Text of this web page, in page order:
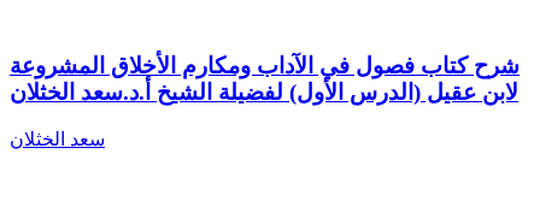
شرح كتاب فصول في الآداب ومكارم الأخلاق المشروعة
لابن عقيل (الدرس الأول) لفضيلة الشيخ أ.د.سعد الخثلان
سعد الخثلان